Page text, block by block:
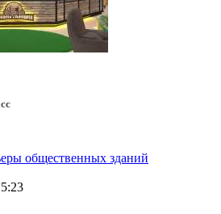
общественных зданий